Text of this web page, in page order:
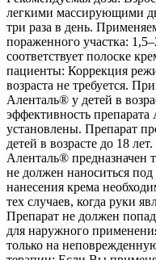
легкими массирующими
три раза в день.
пораженного участка:
соответствует полоске
пациенты: Коррекция
возраста не требуется.
Аленталь® у детей в
эффективность
установлены. Препарат
детей в возрасте до 18
Аленталь® предназначен
не должен наноситься
нанесения крема
тех случаев, когда руки
Препарат не должен
для наружного
только на